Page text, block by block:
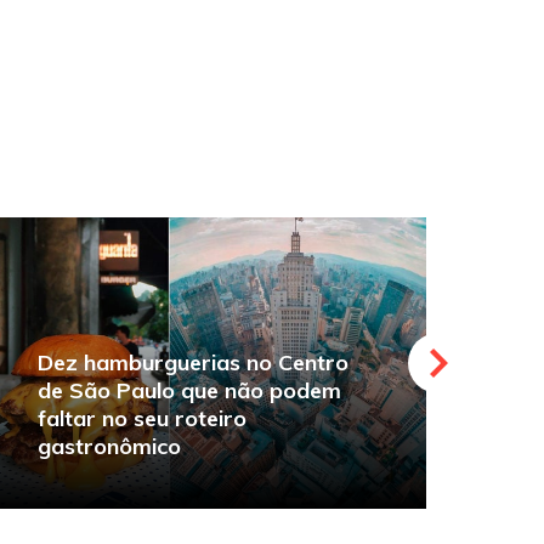
Dez hamburguerias no Centro
de São Paulo que não podem
faltar no seu roteiro
gastronômico